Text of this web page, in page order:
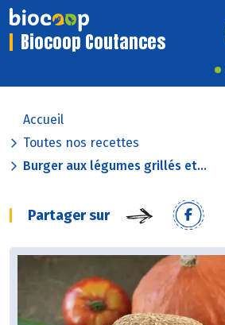
Biocoop Coutances
Accueil
Toutes nos recettes
Burger aux légumes grillés et...
Partager sur